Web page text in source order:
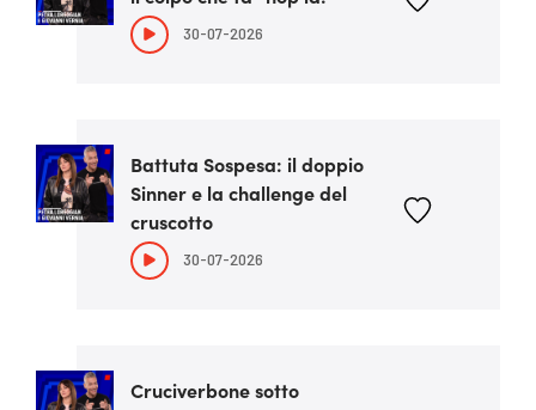
30-07-2026
Battuta Sospesa: il doppio
Sinner e la challenge del
cruscotto
30-07-2026
Cruciverbone sotto